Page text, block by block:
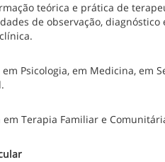
teórica e prática de
de observação,
em Psicologia, em Medicina, em
em Terapia Familiar e